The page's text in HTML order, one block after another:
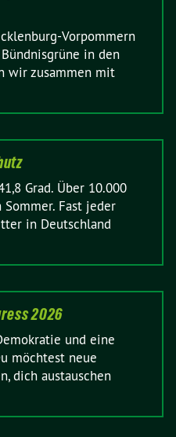
Vorpommern
in den
wir zusammen mit
Grad. Über 10.000
Fast jeder
in Deutschland
2026
und eine
möchtest neue
dich austauschen